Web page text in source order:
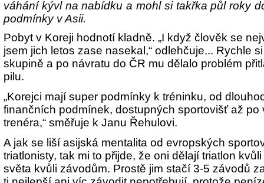
váhání kývl na nabídku a mohl si takřka půl roky
podmínky v Asii.
Pobyt v Koreji hodnotí kladně. „I když člověk se
jsem jich letos zase nasekal,“ odlehčuje... Rychle
skupině a po návratu do ČR mu dělalo problém
pilu.
„Korejci mají super podmínky k tréninku, od
finančních podmínek, dostupných sportovišť až po
trenéra,“ směřuje k Janu Řehulovi.
A jak se liší asijská mentalita od evropských
triatlonisty, tak mi to přijde, že oni dělají triatlon
světa kvůli závodům. Prostě jim stačí 3-5 závodů